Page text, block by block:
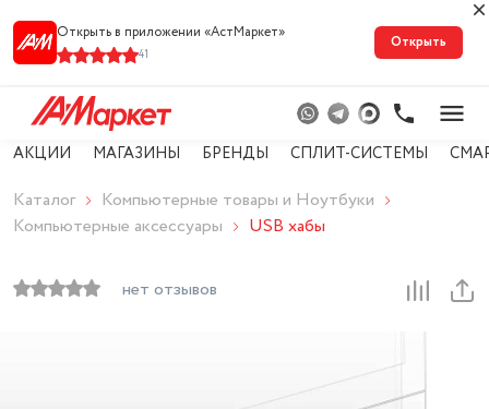
Открыть в приложении «АстМарке‪т‬»
41
Открыть
АКЦИИ МАГАЗИНЫ БРЕНДЫ СПЛИТ-СИСТЕМЫ
Каталог
Компьютерные товары и Ноутбуки
Компьютерные аксессуары
USB хабы
нет отзывов